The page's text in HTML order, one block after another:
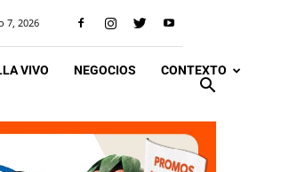
7, 2026
VIVO NEGOCIOS CONTEXTO